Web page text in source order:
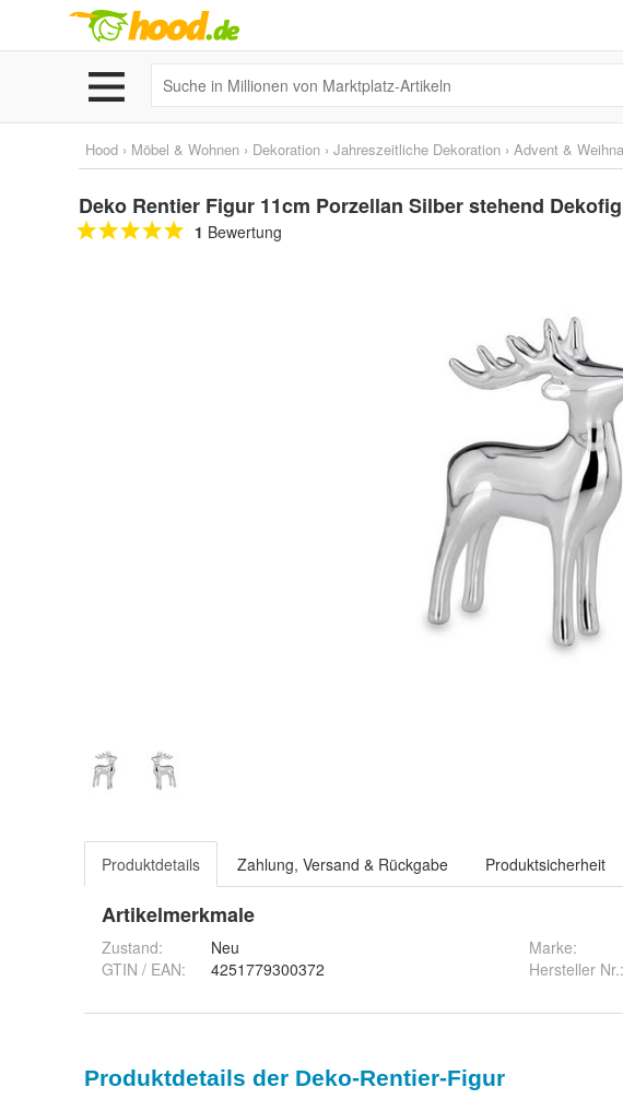
Hood › Möbel & Wohnen › Dekoration › Jahreszeitliche Dekoration › Advent &
Deko Rentier Figur 11cm Porzellan Silber stehend
1 Bewertung
Produktdetails Zahlung, Versand & Rückgabe Produktsicherheit
Artikelmerkmale
Zustand:
Neu
GTIN / EAN:
4251779300372
Marke:
Hersteller Nr.: